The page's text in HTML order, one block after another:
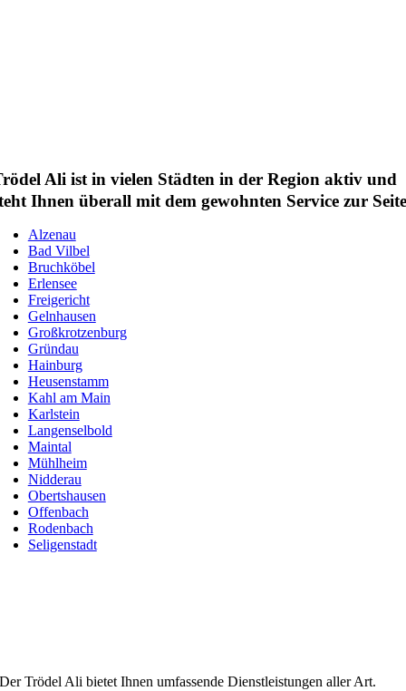
Ali ist in vielen Städten in der Region aktiv und
Ihnen überall mit dem gewohnten Service zur
Alzenau
Bad Vilbel
Bruchköbel
Erlensee
Freigericht
Gelnhausen
Großkrotzenburg
Gründau
Hainburg
Heusenstamm
Kahl am Main
Karlstein
Langenselbold
Maintal
Mühlheim
Nidderau
Obertshausen
Offenbach
Rodenbach
Seligenstadt
Der Trödel Ali bietet Ihnen umfassende Dienstleistungen aller Art.